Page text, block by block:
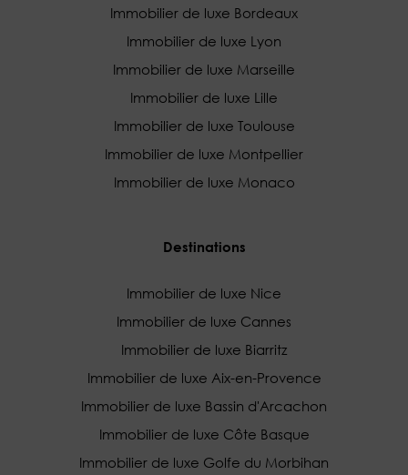
Immobilier de luxe Bordeaux
Immobilier de luxe Lyon
Immobilier de luxe Marseille
Immobilier de luxe Lille
Immobilier de luxe Toulouse
Immobilier de luxe Montpellier
Immobilier de luxe Monaco
Destinations
Immobilier de luxe Nice
Immobilier de luxe Cannes
Immobilier de luxe Biarritz
Immobilier de luxe Aix-en-Provence
Immobilier de luxe Bassin d'Arcachon
Immobilier de luxe Côte Basque
Immobilier de luxe Golfe du Morbihan